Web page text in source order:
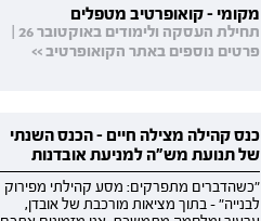
מקומי - קואופרטיב מטפלים
תחילת העסקה ולימודים באוקטובר 26 |
פרטים נוספים באתר הקואופרטיב >>
כנס קהילה מצילה חיים - הכנס השנתי
של תנועת מש"ה למניעת אובדנות
"כשהדברים מתפרקים: מסע קהילתי מפירוק
לבנייה" - בתוך מציאות מורכבת של אובדן,